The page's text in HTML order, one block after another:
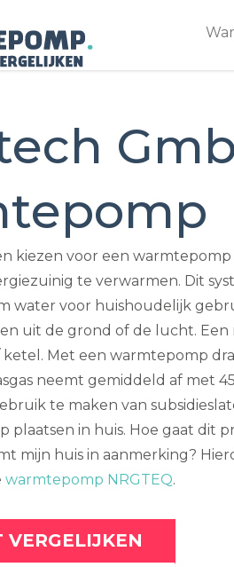
kiezen voor een
te verwarmen. Dit
water voor huishoudelijk
uit de grond of de lucht.
Met een warmtepomp
neemt gemiddeld af met
te maken van
plaatsen in huis. Hoe gaat dit
mijn huis in aanmerking?
warmtepomp NRGTEQ.
VERGELIJKEN